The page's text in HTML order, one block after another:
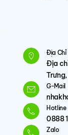
Địa Chỉ
Địa
G-Mail
Hotline
0888
Zalo